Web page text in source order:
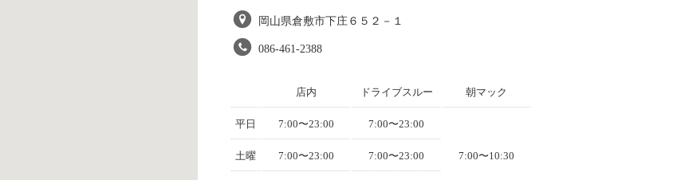
岡山県倉敷市下庄６５２－１
086-461-2388
店内 ドライブスルー 朝マック
平日 7:00〜23:00 7:00〜23:00
7:00〜10:30
土曜 7:00〜23:00 7:00〜23:00